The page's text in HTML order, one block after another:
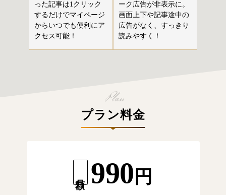
った記事は1クリック
するだけでマイページ
からいつでも便利にア
クセス可能！
ーク広告が非表示に。
画面上下や記事途中の
広告がなく、すっきり
読みやすく！
プラン料金
990 円